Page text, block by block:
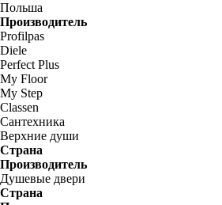
Польша
Производитель
Profilpas
Diele
Perfect Plus
My Floor
My Step
Classen
Сантехника
Верхние души
Страна
Производитель
Душевые двери
Страна